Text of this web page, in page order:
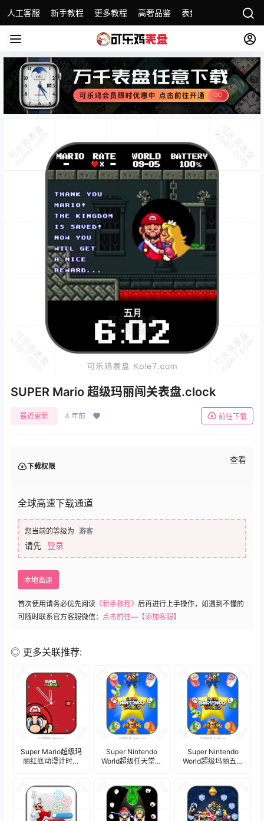
人工客服 新手教程 更多教程 高奢品鉴 表盘精选 名表故事
SUPER Mario 超级玛丽闯关表盘.clock
最近更新 4 年前 前往下载
下载权限
查看
全球高速下载通道
您当前的等级为 游客
请先 登录
本地高速
首次使用请务必优先阅读 《新手教程》 后再进行上手操作，如遇到不懂的
可随时联系官方客服微信： 点击前往—【添加客服】
◎ 更多关联推荐:
Super Mario超级玛
丽红底动漫计时码
Super Nintendo
World超级任天堂世
Super Nintendo
World超级玛丽五角